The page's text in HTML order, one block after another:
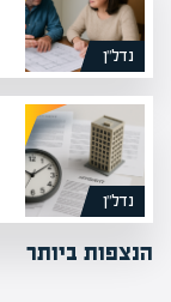
נדל”ן
נדל”ן
הנצפות ביותר